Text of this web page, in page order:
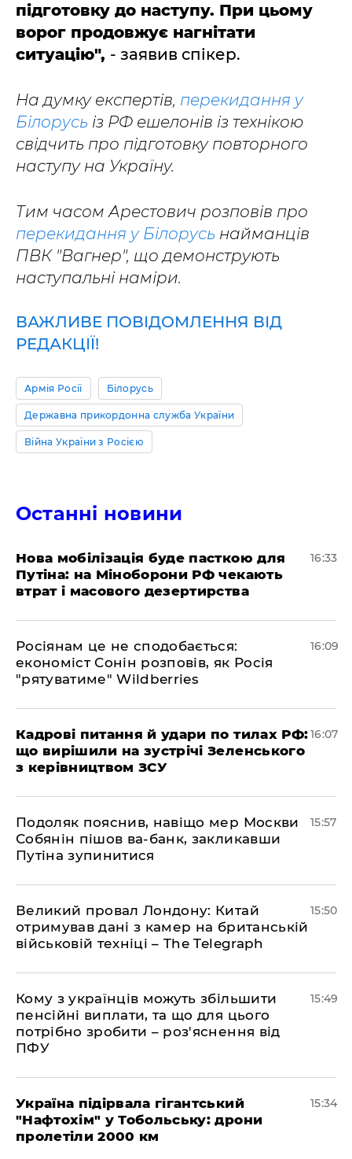
підготовку до наступу. При цьому
ворог продовжує нагнітати
ситуацію", - заявив спікер.
На думку експертів, перекидання у
Білорусь із РФ ешелонів із технікою
свідчить про підготовку повторного
наступу на Україну.
Тим часом Арестович розповів про
перекидання у Білорусь найманців
ПВК "Вагнер", що демонструють
наступальні наміри.
ВАЖЛИВЕ ПОВІДОМЛЕННЯ ВІД
РЕДАКЦІЇ!
Армія Росії Білорусь
Державна прикордонна служба України
Війна України з Росією
Останні новини
Нова мобілізація буде пасткою для
Путіна: на Міноборони РФ чекають
втрат і масового дезертирства
16:33
Росіянам це не сподобається:
економіст Сонін розповів, як Росія
"рятуватиме" Wildberries
16:09
Кадрові питання й удари по тилах РФ:
що вирішили на зустрічі Зеленського
з керівництвом ЗСУ
16:07
Подоляк пояснив, навіщо мер Москви
Собянін пішов ва-банк, закликавши
Путіна зупинитися
15:57
Великий провал Лондону: Китай
отримував дані з камер на британській
військовій техніці – The Telegraph
15:50
Кому з українців можуть збільшити
пенсійні виплати, та що для цього
потрібно зробити – роз'яснення від
ПФУ
15:49
Україна підірвала гігантський
"Нафтохім" у Тобольську: дрони
пролетіли 2000 км
15:34